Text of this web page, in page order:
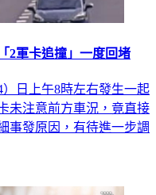
2軍卡追撞」一度回堵
日上午8時左右發生一起
未注意前方車況，竟直接
事發原因，有待進一步調